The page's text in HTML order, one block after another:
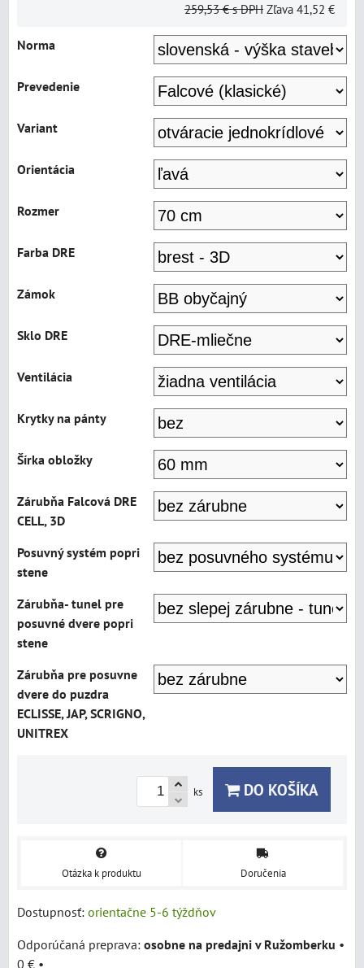
259,53 € s DPH Zľava 41,52 €
Norma
Prevedenie
Variant
Orientácia
Rozmer
Farba DRE
Zámok
Sklo DRE
Ventilácia
Krytky na pánty
Šírka obložky
Zárubňa Falcová DRE
CELL, 3D
Posuvný systém popri
stene
Zárubňa- tunel pre
posuvné dvere popri
stene
Zárubňa pre posuvne
dvere do puzdra
ECLISSE, JAP, SCRIGNO,
UNITREX
ks DO KOŠÍKA
Otázka k produktu Doručenia
Dostupnosť: orientačne 5-6 týždňov
osobne na predajni v Ružomberku •
0 € •